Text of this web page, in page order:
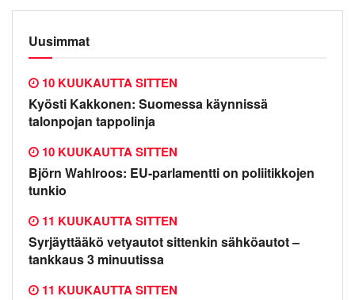
Uusimmat
Kyösti Kakkonen: Suomessa käynnissä
talonpojan tappolinja
10 KUUKAUTTA SITTEN
Björn Wahlroos: EU-parlamentti on poliitikkojen
tunkio
10 KUUKAUTTA SITTEN
Syrjäyttääkö vetyautot sittenkin sähköautot –
tankkaus 3 minuutissa
11 KUUKAUTTA SITTEN
11 KUUKAUTTA SITTEN